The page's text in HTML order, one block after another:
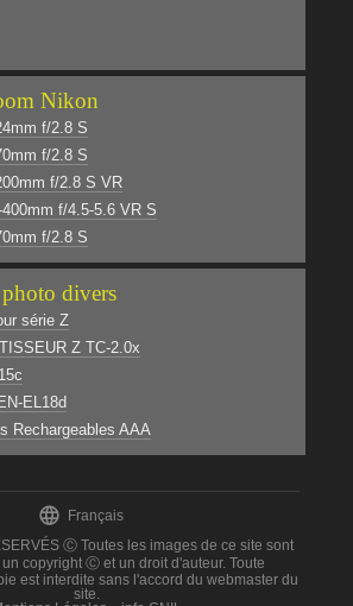
Nikon
f/2.8 S
f/2.8 S
f/2.8 S VR
f/4.5-5.6 VR S
f/2.8 S
photo divers
série Z
Z TC-2.0x
EL18d
Rechargeables AAA
 Français
Ⓒ Toutes les images de ce site sont
copyright Ⓒ et un droit d'auteur. Toute
est interdite sans l'accord du webmaster du
site.